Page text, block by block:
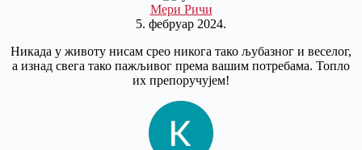
Мери Ричи
5. фебруар 2024.
Никада у животу нисам срео никога тако љубазног и веселог,
а изнад свега тако пажљивог према вашим потребама. Топло
их препоручујем!